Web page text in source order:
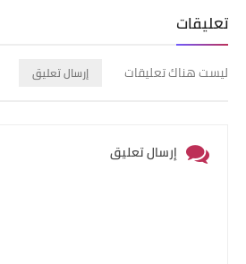
تعليقات
ليست هناك تعليقات إرسال تعليق
إرسال تعليق